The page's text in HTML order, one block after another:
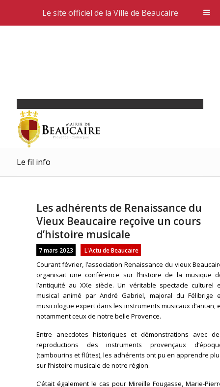
Le fil info
Les adhérents de Renaissance du
Vieux Beaucaire reçoive un cours
d’histoire musicale
7 mars 2023 L'Actu de Beaucaire
Courant février, l’association Renaissance du vieux
organisait une conférence sur l’histoire de la musique
l’antiquité au XXe siècle. Un véritable spectacle culturel
musical animé par André Gabriel, majoral du Félibrige
musicologue expert dans les instruments musicaux d’antan,
notamment ceux de notre belle Provence.
Entre anecdotes historiques et démonstrations avec
reproductions des instruments provençaux
(tambourins et flûtes), les adhérents ont pu en apprendre
sur l’histoire musicale de notre région.
C’était également le cas pour Mireille Fougasse, Marie-
Le site officiel de la Ville de Beaucaire